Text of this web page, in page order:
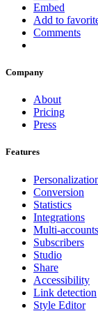
Embed
Add to
Comments
Company
About
Pricing
Press
Features
Conversion
Statistics
Integrations
Multi-accounts
Subscribers
Studio
Share
Accessibility
Link detection
Style Editor